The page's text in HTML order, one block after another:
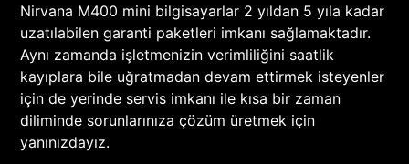
Nirvana M400 mini bilgisayarlar 2 yıldan 5 yıla kadar
uzatılabilen garanti paketleri imkanı sağlamaktadır.
Aynı zamanda işletmenizin verimliliğini saatlik
kayıplara bile uğratmadan devam ettirmek isteyenler
için de yerinde servis imkanı ile kısa bir zaman
diliminde sorunlarınıza çözüm üretmek için
yanınızdayız.